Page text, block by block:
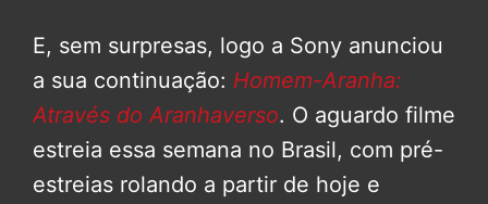
E, sem surpresas, logo a Sony anunciou
a sua continuação: Homem-Aranha:
Através do Aranhaverso. O aguardo filme
estreia essa semana no Brasil, com pré-
estreias rolando a partir de hoje e